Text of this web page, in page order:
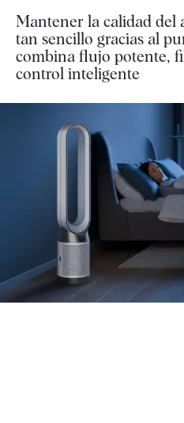
Mantener la calidad del
tan sencillo gracias al
combina flujo potente,
control inteligente